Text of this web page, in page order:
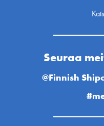
Seuraa
@Finnish